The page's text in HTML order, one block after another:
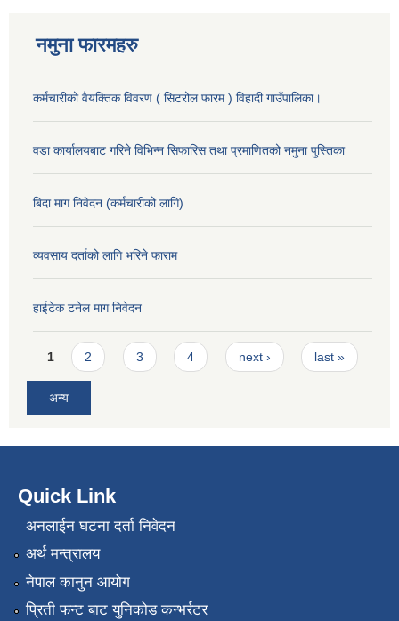
नमुना फारमहरु
कर्मचारीको वैयक्तिक विवरण ( सिटरोल फारम ) विहादी गाउँपालिका।
वडा कार्यालयबाट गरिने विभिन्न सिफारिस तथा प्रमाणितको नमुना पुस्तिका
बिदा माग निवेदन (कर्मचारीको लागि)
व्यवसाय दर्ताको लागि भरिने फाराम
हाईटेक टनेल माग निवेदन
Pages
1 2 3 4 next › last »
अन्य
Quick Link
अनलाईन घटना दर्ता निवेदन
अर्थ मन्त्रालय
नेपाल कानुन आयोग
प्रिती फन्ट बाट युनिकोड कन्भर्रटर